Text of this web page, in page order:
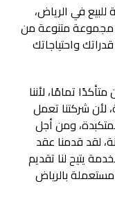
في الرياض،
مجموعة متنوعة من
واحتياجاتك
تمامًا، لأننا
لأن شركتنا تعمل
ومن أجل
لقد قدمنا عقد
يتيح لنا تقديم
بالریاض